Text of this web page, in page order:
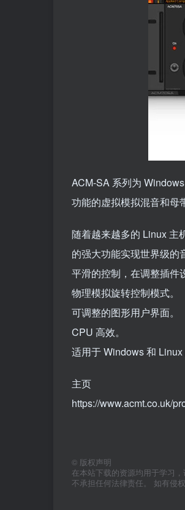
ACM-SA 系列为
功能的虚拟模拟混音和母
随着越来越多的 Linux 主
的强大功能实现世界级的
平滑的控制，在调整插件
物理模拟旋转控制模式。
可调整的图形用户界面。
CPU 高效。
适用于 Windows 和 Linux
主页
https://www.acmt.co.uk/
© 版权声明
在本站下载的资源均用于学习
不承担任何法律责任。 如有侵